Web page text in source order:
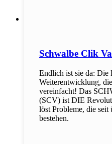
Schwalbe Clik
Endlich ist sie da: Die
Weiterentwicklung,
vereinfacht! Das
(SCV) ist DIE
löst Probleme, die seit
bestehen.